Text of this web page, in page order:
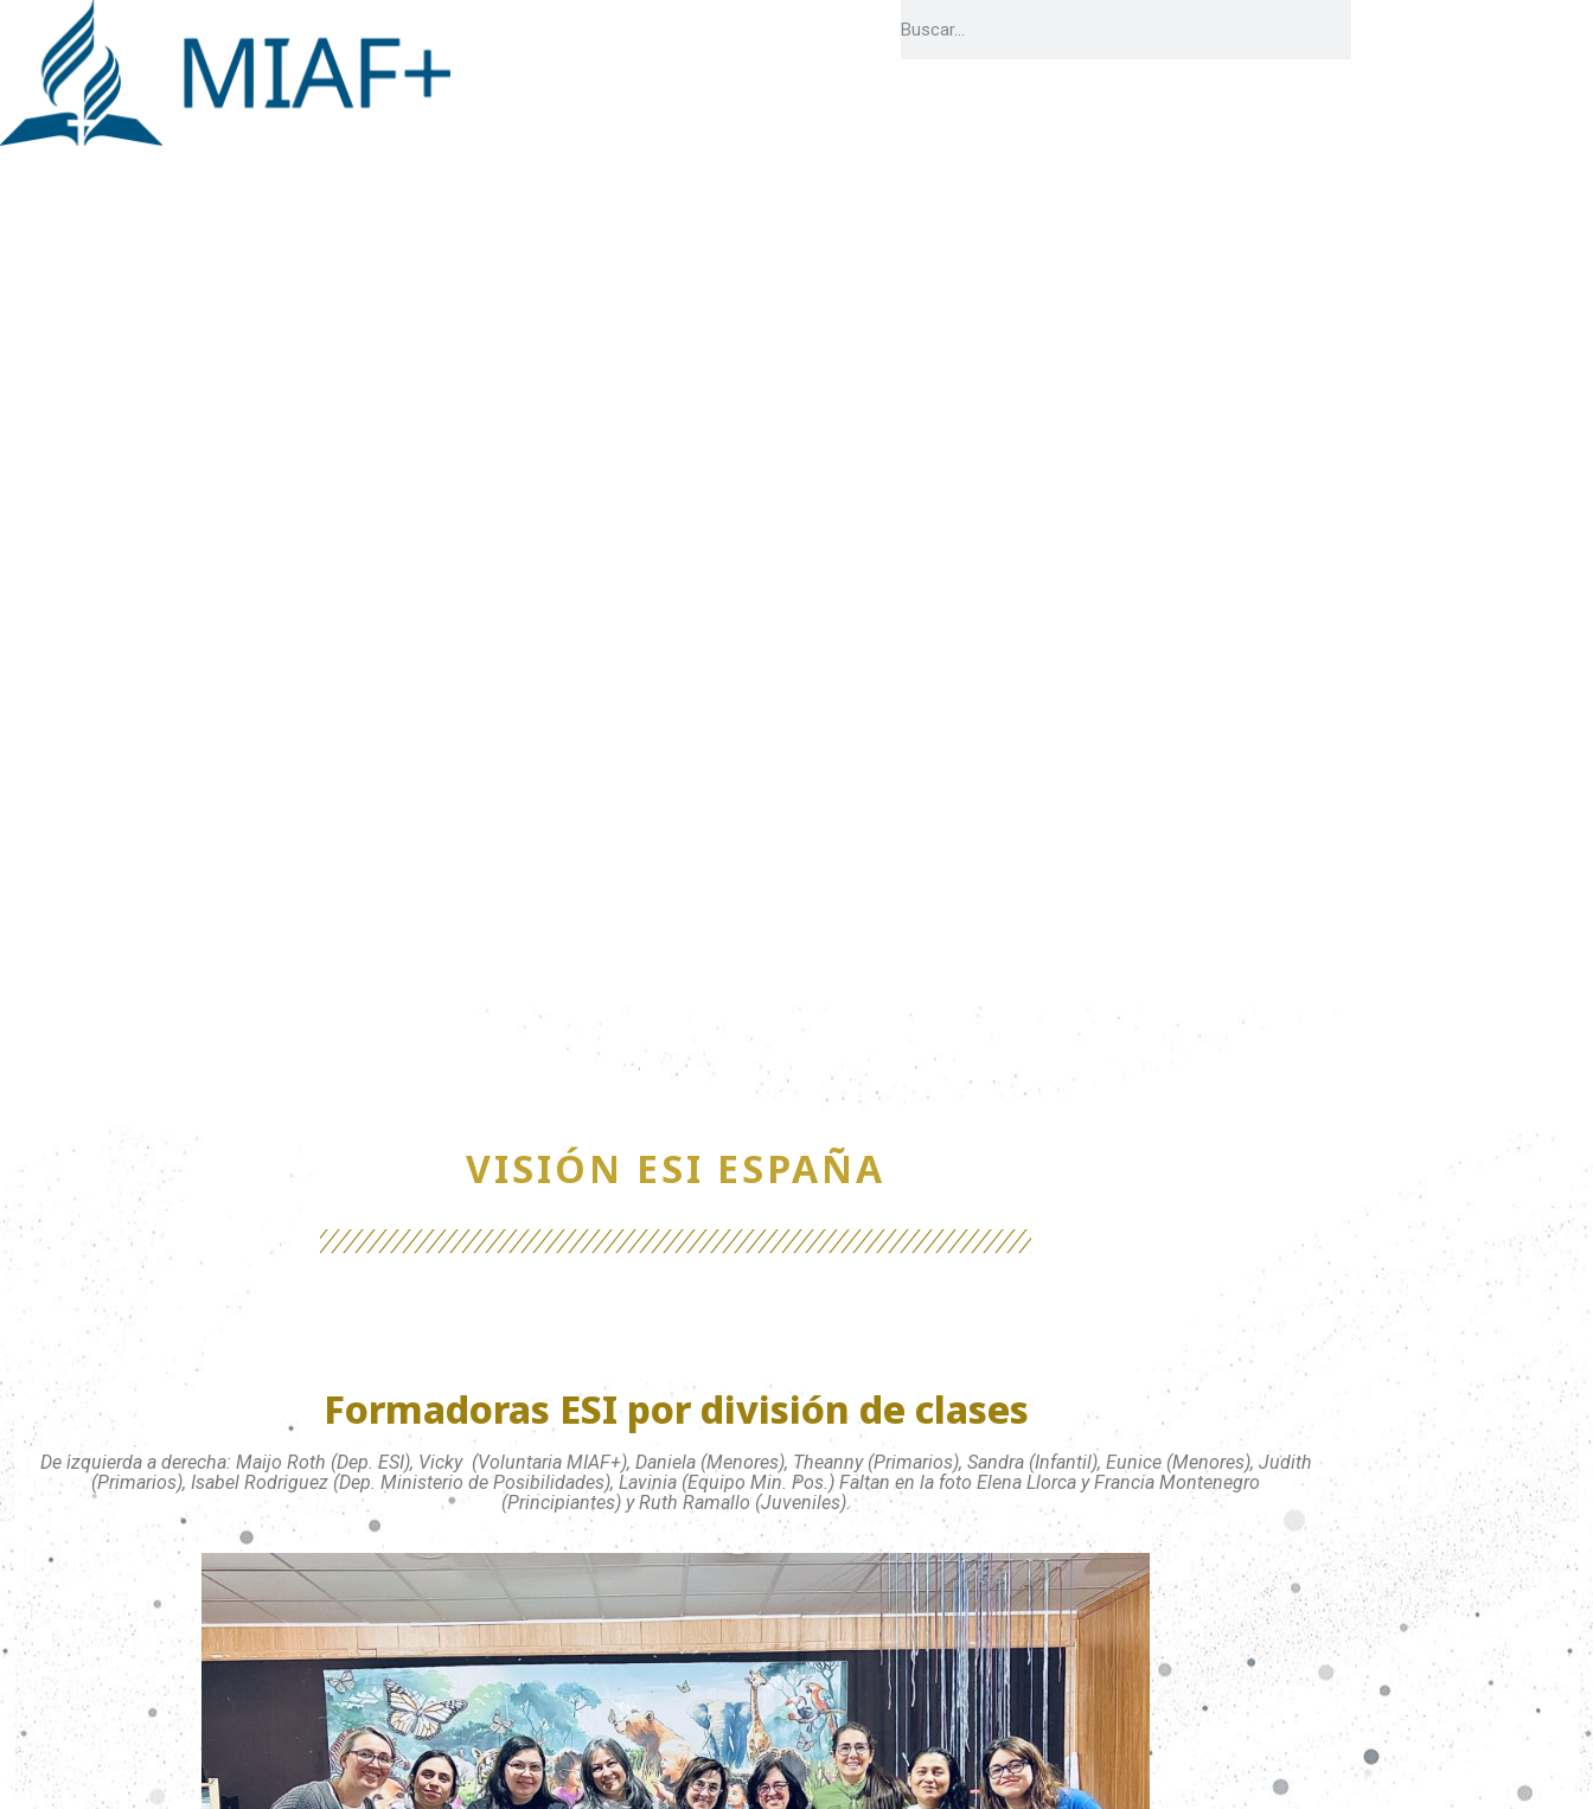
VISIÓN ESI ESPAÑA
Formadoras ESI por división de clases
De izquierda a derecha: Maijo Roth (Dep. ESI), Vicky (Voluntaria MIAF+), Daniela (Menores), Theanny (Primarios), Sandra (Infantil), Eunice (Menores), Judith
(Primarios), Isabel Rodriguez (Dep. Ministerio de Posibilidades), Lavinia (Equipo Min. Pos.) Faltan en la foto Elena Llorca y Francia Montenegro
(Principiantes) y Ruth Ramallo (Juveniles).